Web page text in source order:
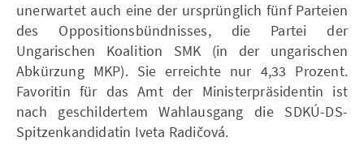
unerwartet auch eine der ursprünglich fünf Parteien
des Oppositionsbündnisses, die Partei der
Ungarischen Koalition SMK (in der ungarischen
Abkürzung MKP). Sie erreichte nur 4,33 Prozent.
Favoritin für das Amt der Ministerpräsidentin ist
nach geschildertem Wahlausgang die SDKÚ-DS-
Spitzenkandidatin Iveta Radičová.